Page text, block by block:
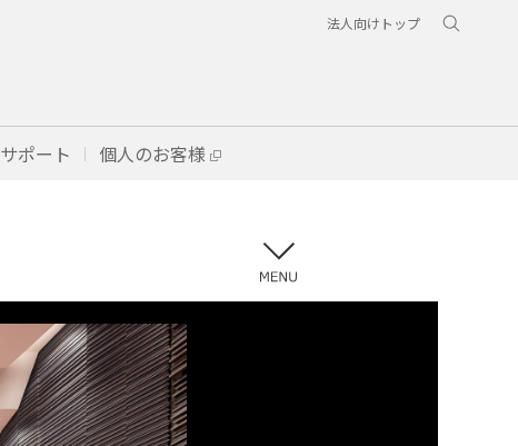
法人向けトップ
サポート 個人のお客様